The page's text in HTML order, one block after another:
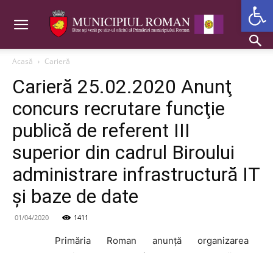
Acasă Carieră
Carieră 25.02.2020 Anunţ
concurs recrutare funcţie
publică de referent III
superior din cadrul Biroului
administrare infrastructură IT
şi baze de date
01/04/2020 1411
Primăria Roman anunţă organizarea